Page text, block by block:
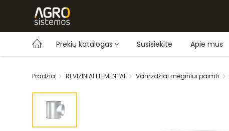
Prekių katalogas Susisiekite Apie mus
Pradžia REVIZINIAI ELEMENTAI Vamzdžiai mėginiui paimti